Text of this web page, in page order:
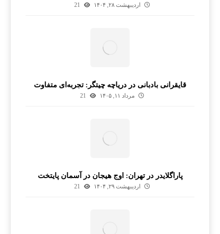
اردیبهشت ۲۸, ۱۴۰۴ 21
قایقرانی بادبانی در دریاچه چیتگر: تجربه‌ای متفاوت
مرداد ۱۱, ۱۴۰۵ 21
پاراگلایدر در تهران: اوج هیجان در آسمان پایتخت
اردیبهشت ۲۹, ۱۴۰۴ 21